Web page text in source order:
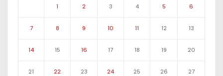
1 2 3 4 5 6
7 8 9 10 11 12 13
14 15 16 17 18 19 20
21 22 23 24 25 26 27